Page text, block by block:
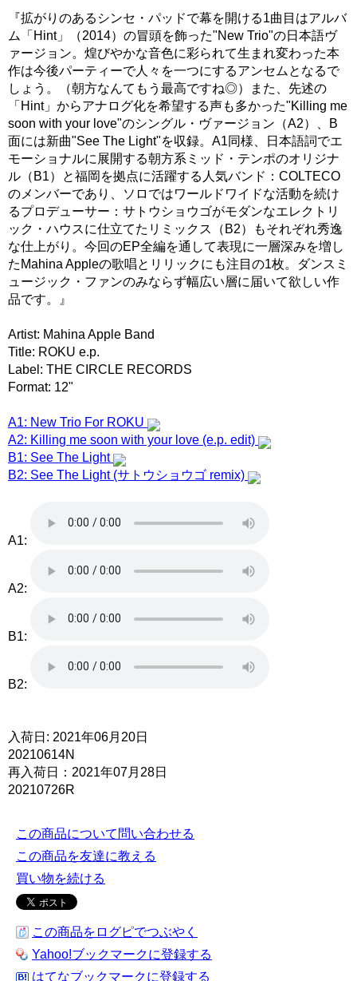
『拡がりのあるシンセ・パッドで幕を開ける1曲目はアルバ
ム「Hint」（2014）の冒頭を飾った"New Trio"の日本語ヴ
ァージョン。煌びやかな音色に彩られて生まれ変わった本
作は今後パーティーで人々を一つにするアンセムとなるで
しょう。（朝方なんてもう最高ですね◎）また、先述の
「Hint」からアナログ化を希望する声も多かった"Killing me
soon with your love"のシングル・ヴァージョン（A2）、B
面には新曲"See The Light"を収録。A1同様、日本語詞でエ
モーショナルに展開する朝方系ミッド・テンポのオリジナ
ル（B1）と福岡を拠点に活躍する人気バンド：COLTECO
のメンバーであり、ソロではワールドワイドな活動を続け
るプロデューサー：サトウショウゴがモダンなエレクトリ
ック・ハウスに仕立てたリミックス（B2）もそれぞれ秀逸
な仕上がり。今回のEP全編を通して表現に一層深みを増し
たMahina Appleの歌唱とリリックにも注目の1枚。ダンスミ
ュージック・ファンのみならず幅広い層に届いて欲しい作
品です。』
Artist: Mahina Apple Band
Title: ROKU e.p.
Label: THE CIRCLE RECORDS
Format: 12"
A1: New Trio For ROKU
A2: Killing me soon with your love (e.p. edit)
B1: See The Light
B2: See The Light (サトウショウゴ remix)
A1:
A2:
B1:
B2:
入荷日: 2021年06月20日
20210614N
再入荷日：2021年07月28日
20210726R
この商品について問い合わせる
この商品を友達に教える
買い物を続ける
この商品をログピでつぶやく
Yahoo!ブックマークに登録する
はてなブックマークに登録する